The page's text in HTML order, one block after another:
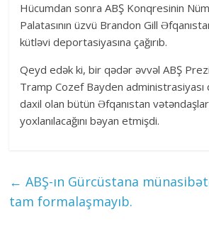
Hücumdan sonra ABŞ Konqresinin
Palatasının üzvü Brandon Gill
kütləvi deportasiyasına çağırıb.
Qeyd edək ki, bir qədər əvvəl ABŞ
Tramp Cozef Bayden administrasiyası
daxil olan bütün Əfqanıstan
yoxlanılacağını bəyan etmişdi.
← ABŞ-ın Gürcüstana
tam formalaşmayıb.